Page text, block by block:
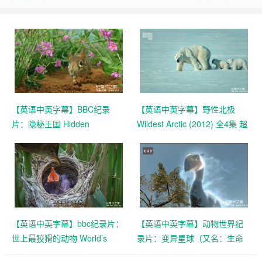
【英语中英字幕】BBC纪录
片：隐秘王国 Hidden
版 Hidden Kingdoms+小巨人
1080p下载
【英语中英字幕】野性北极
Wildest Arctic (2012) 全4集 超
【英语中英字幕】bbc纪录片：
世上最狡猾的动物 World’s
【英语中英字幕】动物世界纪
录片：变异星球（又名：生命